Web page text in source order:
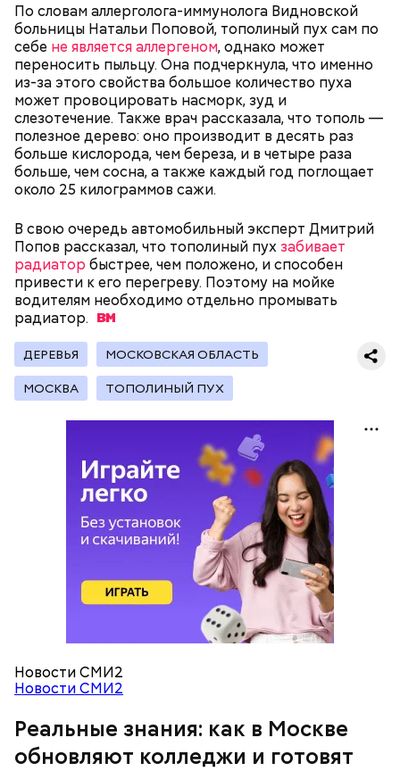
По словам аллерголога-иммунолога Видновской
больницы Натальи Поповой, тополиный пух сам по
себе не является аллергеном, однако может
переносить пыльцу. Она подчеркнула, что именно
из-за этого свойства большое количество пуха
может провоцировать насморк, зуд и
слезотечение. Также врач рассказала, что тополь —
полезное дерево: оно производит в десять раз
больше кислорода, чем береза, и в четыре раза
больше, чем сосна, а также каждый год поглощает
около 25 килограммов сажи.
В свою очередь автомобильный эксперт Дмитрий
Попов рассказал, что тополиный пухзабивает
радиатор быстрее, чем положено, и способен
привести к его перегреву. Поэтому на мойке
водителям необходимо отдельно промывать
радиатор.
ДЕРЕВЬЯ МОСКОВСКАЯ ОБЛАСТЬ
МОСКВА ТОПОЛИНЫЙ ПУХ
Новости СМИ2
Новости СМИ2
Реальные знания: как в Москве
обновляют колледжи и готовят
Как на производстве
Мастерские и лаборатории колледжей, которые
уже обновили, больше напоминают реальные
производственные площадки, нежели учебные
помещения.
В Московском государственном колледже
электромеханики и информационных технологий
обучают по профессии «Мастер вертикального
транспорта». Здесь есть мастерская, где учат
будущих электромехаников по лифтам.
Модернизировали также лабораторию
композитных материалов в Политехническом
колледже имени Н. Н. Годовикова. Там студенты
изготавливают детали из стеклоткани и
углеволокна, проверяют их качество на новых
дефектоскопах и работают на лазерном и
гибочном станках с ЧПУ. Здесь же появился
учебный комплекс с технологией дополненной
реальности, который помогает студентам изучать
устройство авиационных двигателей.
— Очень красивые локации и столько полезных
знаний! — поделилась ученица 10 «В» класса Елена
Васильева.
Все участники экскурсии отметили масштабы
пространства кинопарка и возможность
перемещаться из одной эпохи в другую.